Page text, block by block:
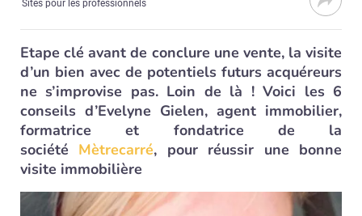
Sites pour les professionnels
Etape clé avant de conclure une vente, la visite
d’un bien avec de potentiels futurs acquéreurs
ne s’improvise pas. Loin de là ! Voici les 6
conseils d’Evelyne Gielen, agent immobilier,
formatrice et fondatrice de la
société Mètrecarré, pour réussir une bonne
visite immobilière